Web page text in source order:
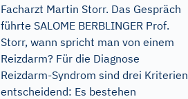
Facharzt Martin Storr. Das Gespräch
führte SALOME BERBLINGER Prof.
Storr, wann spricht man von einem
Reizdarm? Für die Diagnose
Reizdarm-Syndrom sind drei Kriterien
entscheidend: Es bestehen